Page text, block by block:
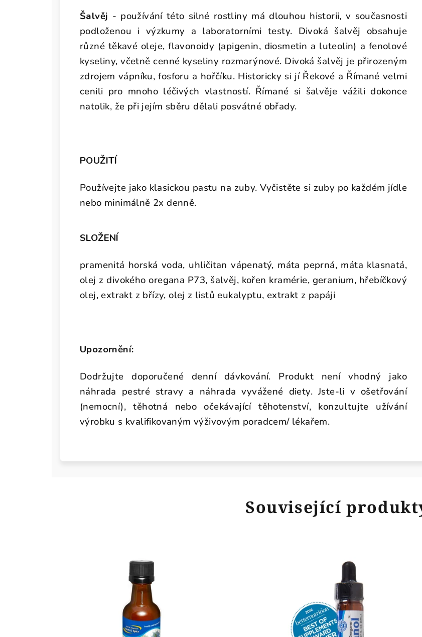
Šalvěj - používání této silné rostliny má dlouhou historii, v současnosti
podloženou i výzkumy a laboratorními testy. Divoká šalvěj obsahuje
různé těkavé oleje, flavonoidy (apigenin, diosmetin a luteolin) a fenolové
kyseliny, včetně cenné kyseliny rozmarýnové. Divoká šalvěj je přirozeným
zdrojem vápníku, fosforu a hořčíku. Historicky si jí Řekové a Římané velmi
cenili pro mnoho léčivých vlastností. Římané si šalvěje vážili dokonce
natolik, že při jejím sběru dělali posvátné obřady.
POUŽITÍ
Používejte jako klasickou pastu na zuby. Vyčistěte si zuby po každém jídle
nebo minimálně 2x denně.
SLOŽENÍ
pramenitá horská voda, uhličitan vápenatý, máta peprná, máta klasnatá,
olej z divokého oregana P73, šalvěj, kořen kramérie, geranium, hřebíčkový
olej, extrakt z břízy, olej z listů eukalyptu, extrakt z papáji
Upozornění:
Dodržujte doporučené denní dávkování. Produkt není vhodný jako
náhrada pestré stravy a náhrada vyvážené diety.Jste-li v ošetřování
(nemocní), těhotná nebo očekávající těhotenství, konzultujte užívání
výrobku s kvalifikovaným výživovým poradcem/ lékařem.
Související